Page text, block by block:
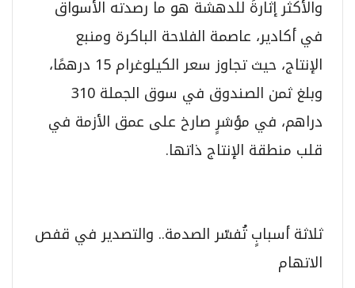
والأكثر إثارةً للدهشة هو ما رصدته الأسواق
في أكادير، عاصمة الفلاحة الباكرة ومنبع
الإنتاج، حيث تجاوز سعر الكيلوغرام 15 درهمًا،
وبلغ ثمن الصندوق في سوق الجملة 310
دراهم، في مؤشرٍ صارخ على عمق الأزمة في
قلب منطقة الإنتاج ذاتها.
ثلاثة أسبابٍ تُفسّر الصدمة.. والتصدير في قفص
الاتهام